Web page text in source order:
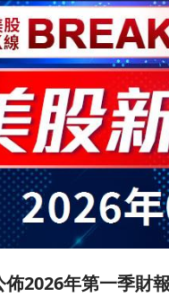
2026年第一季財